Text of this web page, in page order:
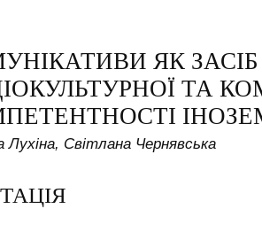
ЯК
ТА
Лухіна, Світлана Чернявська